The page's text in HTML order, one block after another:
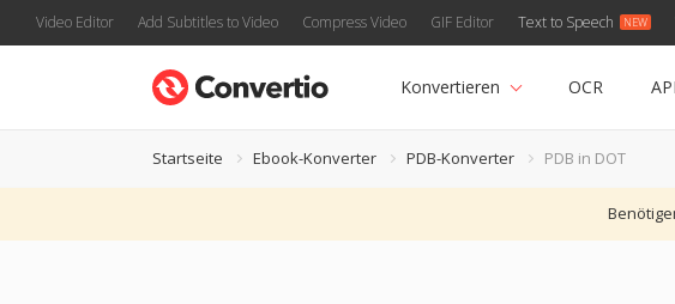
Video Editor Add Subtitles to Video Compress Video GIF Editor Text to Speech
Konvertieren OCR API
Startseite Ebook-Konverter PDB-Konverter PDB in DOT